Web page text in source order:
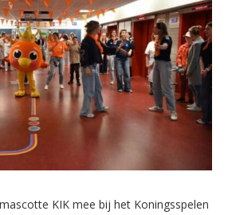
KIK mee bij het Koningsspelen